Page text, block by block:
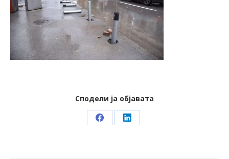
Сподели ја објавата
Share Share